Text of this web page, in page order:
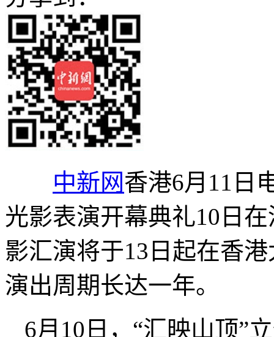
中新网香港6月11日
光影表演开幕典礼10日
影汇演将于13日起在香
演出周期长达一年。
6月10日，“汇映山顶”